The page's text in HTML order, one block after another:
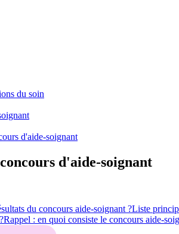
du soin
d'aide-soignant
d'aide-soignant
du concours aide-soignant ?Liste
Rappel : en quoi consiste le concours aide-